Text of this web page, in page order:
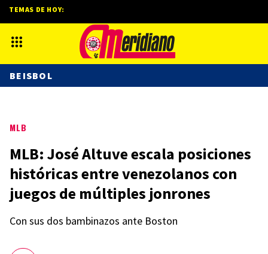
MLB
MLB: José Altuve escala posiciones
históricas entre venezolanos con
juegos de múltiples jonrones
Con sus dos bambinazos ante Boston
TEMAS DE HOY:
BEISBOL